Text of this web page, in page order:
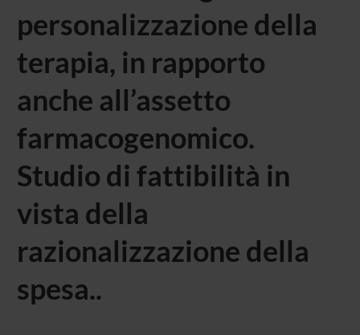
personalizzazione della
terapia, in rapporto
anche all’assetto
farmacogenomico.
Studio di fattibilità in
vista della
razionalizzazione della
spesa..